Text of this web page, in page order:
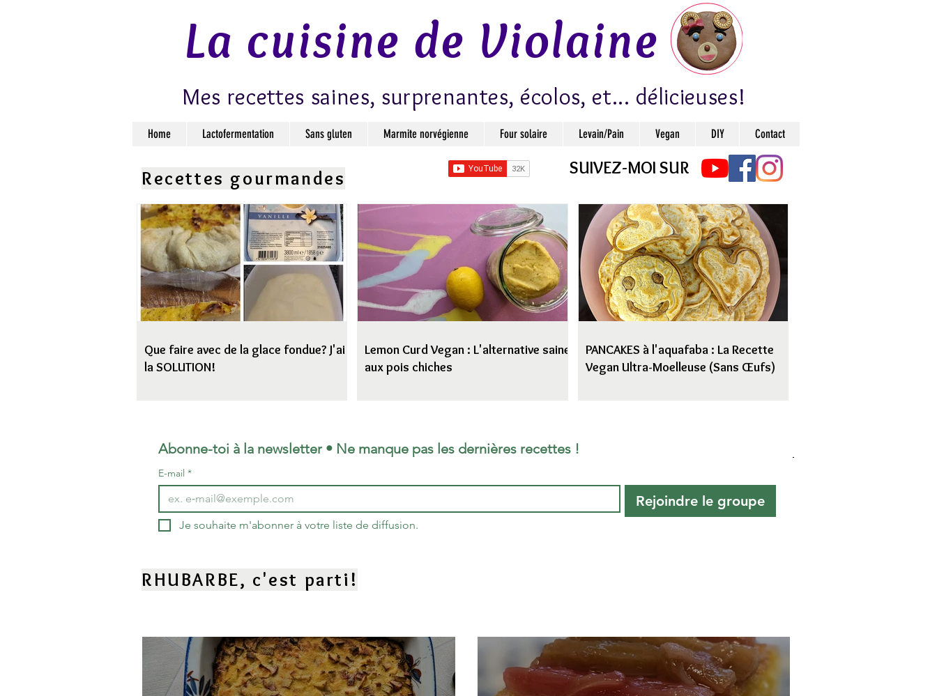
La cuisine de Violaine
Mes recettes saines, surprenantes, écolos, et... délicieuses!
Home Lactofermentation Sans gluten Marmite norvégienne Four solaire Levain/Pain Vegan DIY Contact
Recettes gourmandes SUIVEZ-MOI SUR
Que faire avec de la glace fondue? J'ai
la SOLUTION!
Lemon Curd Vegan : L'alternative saine
aux pois chiches
PANCAKES à l'aquafaba : La Recette
Vegan Ultra-Moelleuse (Sans Œufs)
Abonne-toi à la newsletter • Ne manque pas les dernières recettes !
E-mail *
Rejoindre le groupe
Je souhaite m'abonner à votre liste de diffusion.
RHUBARBE, c'est parti!